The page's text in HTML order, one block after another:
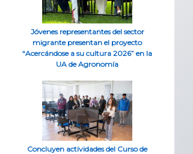
Jóvenes representantes del sector
migrante presentan el proyecto
“Acercándose a su cultura 2026” en la
UA de Agronomía
Concluyen actividades del Curso de